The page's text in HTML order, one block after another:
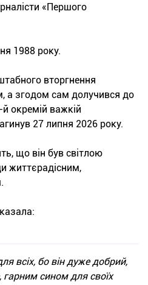
«Першого
1988 року.
вторгнення
а згодом сам долучився до
й окремій важкій
27 липня 2026 року.
що він був світлою
життєрадісним,
всіх, бо він дуже добрий,
сином для своїх